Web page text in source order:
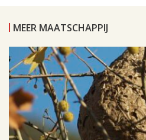
MEER MAATSCHAPPIJ